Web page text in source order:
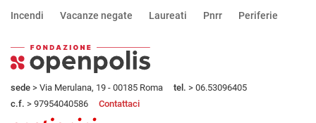
Incendi Vacanze negate Laureati Pnrr Periferie
sede > Via Merulana, 19 - 00185 Roma tel. > 06.53096405
c.f. > 97954040586 Contattaci